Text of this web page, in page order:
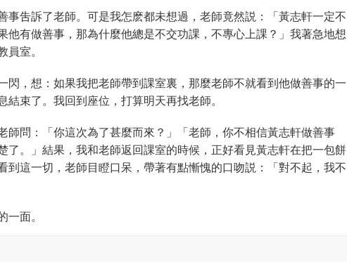
事吿訴了老師。可是我怎麽都未想過，老師竟然説：「黃志軒一定不
他有做善事，那為什麼他總是不交功課，不專心上課？」我著急地想
室。
閃，想：如果我把老師帶到課室裏，那麼老師不就看到他做善事的一
束了。我回到座位，打算明天再找老師。
師問：「你這次為了甚麼而來？」「老師，你不相信黃志軒做善事
了。」結果，我和老師返回課室的時候，正好看見黃志軒在把一包餅
到這一切，老師目瞪口呆，帶著有點慚愧的口吻説：「對不起，我不
面。